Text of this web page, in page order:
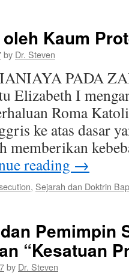
Kaum
by Dr. Steven
PADA
Elizabeth I
Roma
ke atas dasar
memberikan
reading →
, Sejarah dan Doktrin
Pemimpin
“Kesatuan
by Dr. Steven